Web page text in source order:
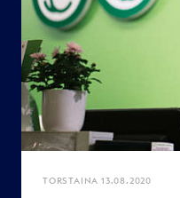
TORSTAINA 13.08.2020